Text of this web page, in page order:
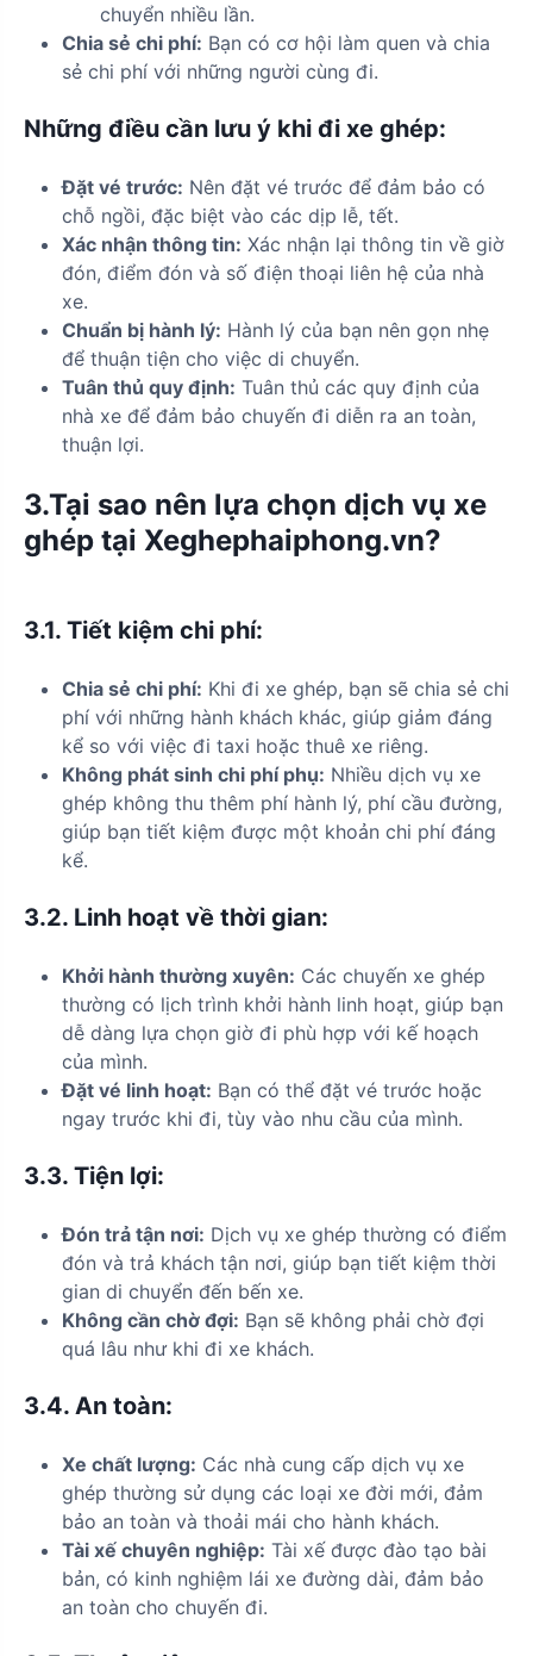
chuyển nhiều lần.
Chia sẻ chi phí: Bạn có cơ hội làm quen và chia
sẻ chi phí với những người cùng đi.
Những điều cần lưu ý khi đi xe ghép:
Đặt vé trước: Nên đặt vé trước để đảm bảo có
chỗ ngồi, đặc biệt vào các dịp lễ, tết.
Xác nhận thông tin: Xác nhận lại thông tin về giờ
đón, điểm đón và số điện thoại liên hệ của nhà
xe.
Chuẩn bị hành lý: Hành lý của bạn nên gọn nhẹ
để thuận tiện cho việc di chuyển.
Tuân thủ quy định: Tuân thủ các quy định của
nhà xe để đảm bảo chuyến đi diễn ra an toàn,
thuận lợi.
3.Tại sao nên lựa chọn dịch vụ xe
ghép tại Xeghephaiphong.vn?
3.1. Tiết kiệm chi phí:
Chia sẻ chi phí: Khi đi xe ghép, bạn sẽ chia sẻ chi
phí với những hành khách khác, giúp giảm đáng
kể so với việc đi taxi hoặc thuê xe riêng.
Không phát sinh chi phí phụ: Nhiều dịch vụ xe
ghép không thu thêm phí hành lý, phí cầu đường,
giúp bạn tiết kiệm được một khoản chi phí đáng
kể.
3.2. Linh hoạt về thời gian:
Khởi hành thường xuyên: Các chuyến xe ghép
thường có lịch trình khởi hành linh hoạt, giúp bạn
dễ dàng lựa chọn giờ đi phù hợp với kế hoạch
của mình.
Đặt vé linh hoạt: Bạn có thể đặt vé trước hoặc
ngay trước khi đi, tùy vào nhu cầu của mình.
3.3. Tiện lợi:
Đón trả tận nơi: Dịch vụ xe ghép thường có điểm
đón và trả khách tận nơi, giúp bạn tiết kiệm thời
gian di chuyển đến bến xe.
Không cần chờ đợi: Bạn sẽ không phải chờ đợi
quá lâu như khi đi xe khách.
3.4. An toàn:
Xe chất lượng: Các nhà cung cấp dịch vụ xe
ghép thường sử dụng các loại xe đời mới, đảm
bảo an toàn và thoải mái cho hành khách.
Tài xế chuyên nghiệp: Tài xế được đào tạo bài
bản, có kinh nghiệm lái xe đường dài, đảm bảo
an toàn cho chuyến đi.